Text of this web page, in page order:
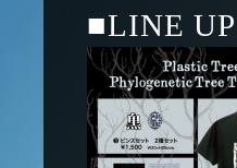
■LINE